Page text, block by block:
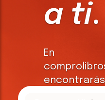
a ti.
En
encontrarás